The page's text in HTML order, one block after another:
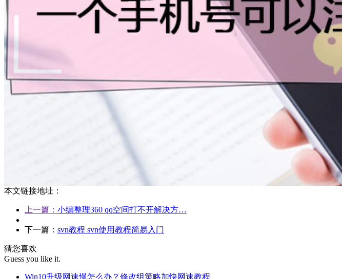
本文链接地址：
上一篇： 小编整理360 qq空间打不开解决方…
下一篇： svn教程 svn使用教程简易入门
猜您喜欢
Guess you like it.
Win10升级网速慢怎么办？修改组策略加快网速教程